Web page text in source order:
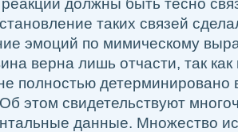
должны быть тесно
таких связей
эмоций по мимическому
верна лишь отчасти, так
полностью
этом свидетельствуют
данные. Множество